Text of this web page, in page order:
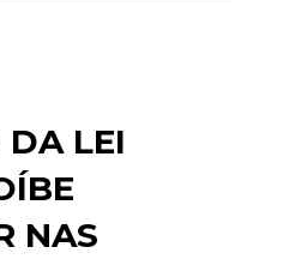
LEI
NAS